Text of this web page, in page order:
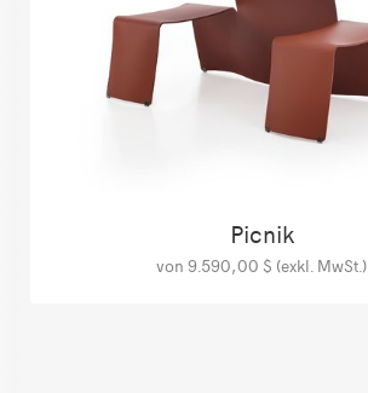
Picnik
von 9.590,00 $ (exkl. MwSt.)